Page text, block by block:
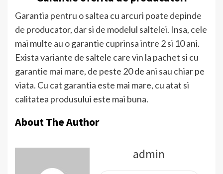
Garantia pentru o saltea cu arcuri poate depinde
de producator, dar si de modelul saltelei. Insa, cele
mai multe au o garantie cuprinsa intre 2 si 10 ani.
Exista variante de saltele care vin la pachet si cu
garantie mai mare, de peste 20 de ani sau chiar pe
viata. Cu cat garantia este mai mare, cu atat si
calitatea produsului este mai buna.
About The Author
admin